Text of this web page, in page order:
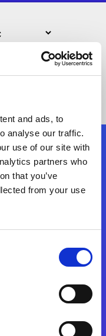
and ads, to
analyse our traffic.
use of our site with
partners who
that you’ve
from your use